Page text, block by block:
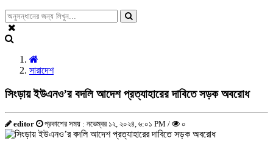
সারাদেশ
সিংড়ায় ইউএনও’র বদলি আদেশ প্রত্যাহারের দাবিতে সড়ক অবরোধ
editor প্রকাশের সময় : নভেম্বর ১২, ২০২৪, ৬:০১ PM / ০